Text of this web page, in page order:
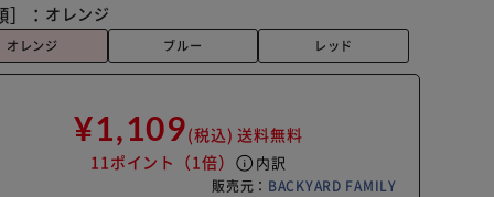
］： オレンジ
オレンジ ブルー レッド
¥1,109(税込) 送料無料
11ポイント （1倍） info 内訳
販売元： BACKYARD FAMILY